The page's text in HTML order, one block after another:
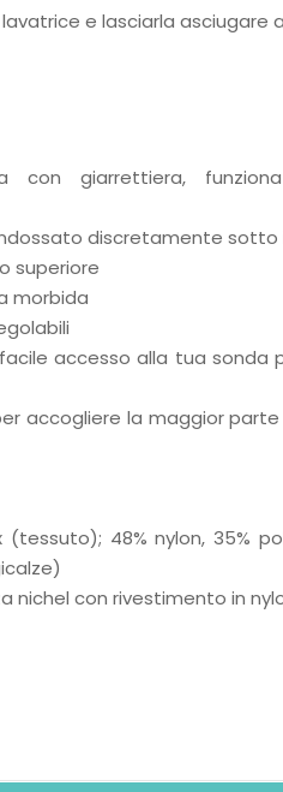
e lasciarla asciugare
giarrettiera,
discretamente sotto
superiore
morbida
accesso alla tua sonda
accogliere la maggior
(tessuto); 48% nylon, 35%
nichel con rivestimento in